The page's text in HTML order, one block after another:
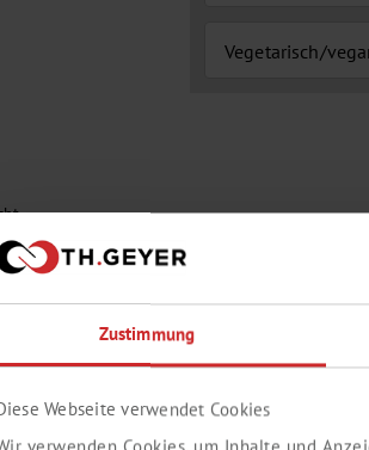
Zustimmung
Webseite verwendet Cookies
expand_more
expand_more
expand_more
Vegetarisch/